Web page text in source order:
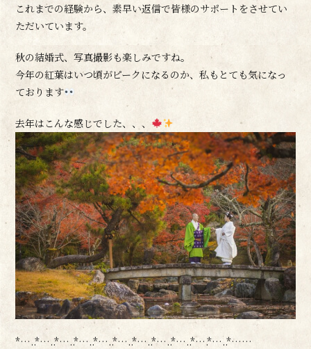
これまでの経験から、素早い返信で皆様のサポートをさせてい
ただいています。
秋の結婚式、写真撮影も楽しみですね。
今年の紅葉はいつ頃がピークになるのか、私もとても気になっ
ております
去年はこんな感じでした、、、
*…..*…..*…..*…..*…..*…..*…..*…..*…..*….*…..*……